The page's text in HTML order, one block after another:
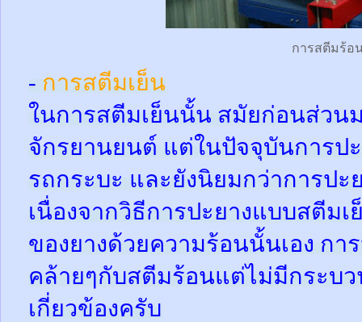
การสตีมร้อ
- การสตีมเย็น
ในการสตีมเย็นนั้น สมัยก่อนส่วน
จักรยานยนต์ แต่ในปัจจุบันการป
รถกระบะ และยังนิยมกว่าการป
เนื่องจากวิธีการปะยางแบบสตีม
ของยางด้วยความร้อนนั้นเอง กา
คล้ายๆกับสตีมร้อนแต่ไม่มีกระบ
เกี่ยวข้องครับ